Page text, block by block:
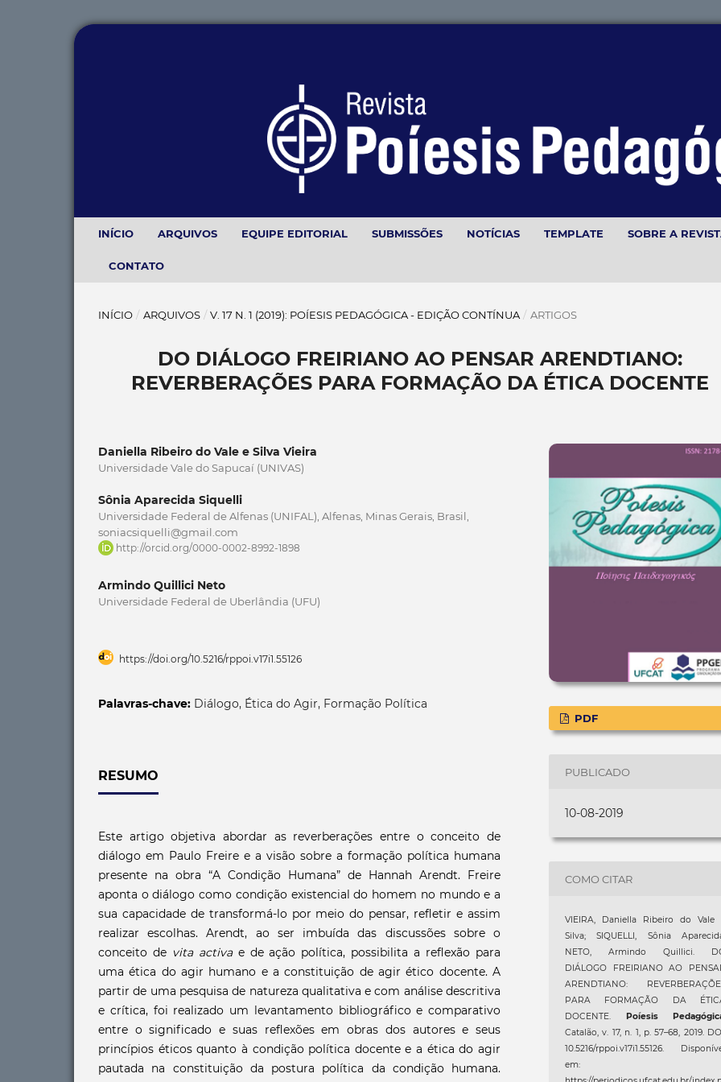
INÍCIO ARQUIVOS EQUIPE EDITORIAL SUBMISSÕES NOTÍCIAS TEMPLATE SOBRE A
CONTATO
INÍCIO / ARQUIVOS / V. 17 N. 1 (2019): POÍESIS PEDAGÓGICA - EDIÇÃO CONTÍNUA / ARTIGOS
DO DIÁLOGO FREIRIANO AO PENSAR ARENDTIANO:
REVERBERAÇÕES PARA FORMAÇÃO DA ÉTICA DOCENTE
Daniella Ribeiro do Vale e Silva Vieira
Universidade Vale do Sapucaí (UNIVAS)
Sônia Aparecida Siquelli
Universidade Federal de Alfenas (UNIFAL), Alfenas, Minas Gerais, Brasil,
soniacsiquelli@gmail.com
http://orcid.org/0000-0002-8992-1898
Armindo Quillici Neto
Universidade Federal de Uberlândia (UFU)
https://doi.org/10.5216/rppoi.v17i1.55126
Palavras-chave: Diálogo, Ética do Agir, Formação Política
RESUMO
Este artigo objetiva abordar as reverberações entre o conceito de
diálogo em Paulo Freire e a visão sobre a formação política humana
presente na obra “A Condição Humana” de Hannah Arendt. Freire
aponta o diálogo como condição existencial do homem no mundo e a
sua capacidade de transformá-lo por meio do pensar, refletir e assim
realizar escolhas. Arendt, ao ser imbuída das discussões sobre o
conceito de vita activae de ação política, possibilita a reflexão para
uma ética do agir humano e a constituição de agir ético docente. A
partir de uma pesquisa de natureza qualitativa e com análise descritiva
e crítica, foi realizado um levantamento bibliográfico e comparativo
entre o significado e suas reflexões em obras dos autores e seus
princípios éticos quanto à condição política docente e a ética do agir
pautada na constituição da postura política da condição humana.
PDF
PUBLICADO
10-08-2019
COMO CITAR
VIEIRA, Daniella Ribeiro do Vale
Silva; SIQUELLI, Sônia
NETO, Armindo Quillici.
DIÁLOGO FREIRIANO AO
ARENDTIANO:
PARA FORMAÇÃO DA
DOCENTE.
Poíesis
Catalão, v. 17, n. 1, p. 57–68, 2019.
10.5216/rppoi.v17i1.55126.
em: